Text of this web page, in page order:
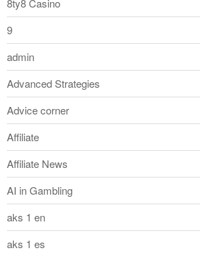
8ty8 Casino
9
admin
Advanced Strategies
Advice corner
Affiliate
Affiliate News
AI in Gambling
aks 1 en
aks 1 es